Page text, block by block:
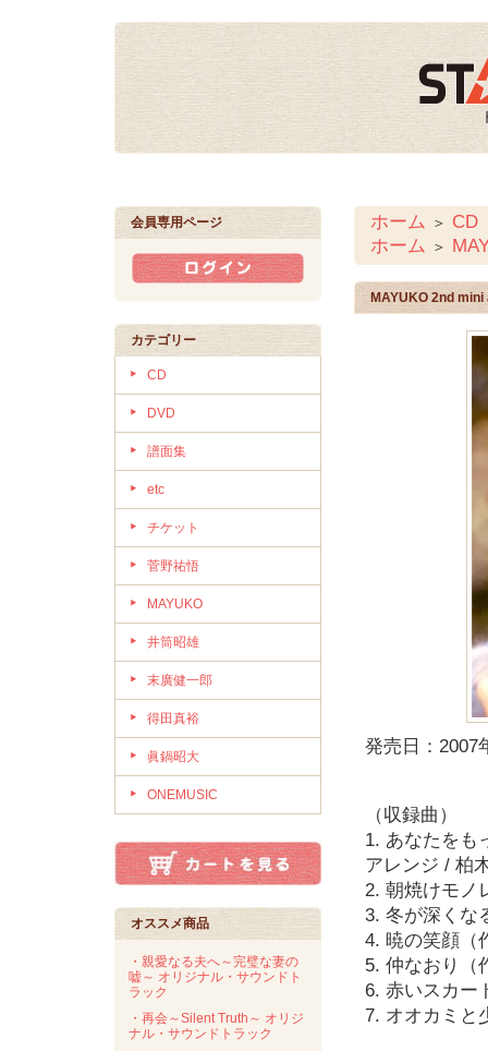
会員専用ページ
カテゴリー
CD
DVD
譜面集
etc
チケット
菅野祐悟
MAYUKO
井筒昭雄
末廣健一郎
得田真裕
眞鍋昭大
ONEMUSIC
オススメ商品
・親愛なる夫へ～完璧な妻の
嘘～ オリジナル・サウンドト
ラック
・再会～Silent Truth～ オリジ
ナル・サウンドトラック
ホーム ＞ CD
ホーム ＞
MAYUKO 2nd
発売日：2007
（収録曲）
1. あなたをも
アレンジ / 柏
2. 朝焼けモノ
3. 冬が深くな
4. 暁の笑顔（
5. 仲なおり（
6. 赤いスカー
7. オオカミと